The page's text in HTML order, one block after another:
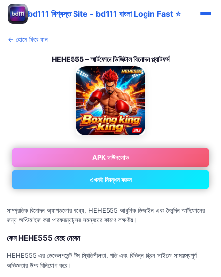
bd111 বিশ্বস্ত Site - bd111 বাংলা Login Fast ⭐
← হোমে ফিরে যান
HEHE555 – স্মার্টফোনে ডিজিটাল বিনোদন প্ল্যাটফর্ম
APK ডাউনলোড
এখনই নিবন্ধন করুন
সাম্প্রতিক বিনোদন অ্যাপগুলোর মধ্যে, HEHE555 আধুনিক ডিজাইন এবং দৈনন্দিন স্মার্টফোনের
জন্য অপ্টিমাইজ করা পারফরম্যান্সের সমন্বয়ের কারণে লক্ষণীয়।
কেন HEHE555 বেছে নেবেন
HEHE555 এর ডেভেলপমেন্ট টিম স্থিতিশীলতা, গতি এবং বিভিন্ন স্ক্রিন সাইজে সামঞ্জস্যপূর্ণ
অভিজ্ঞতার উপর বিনিয়োগ করে।